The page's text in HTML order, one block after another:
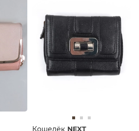
Кошелёк NEXT